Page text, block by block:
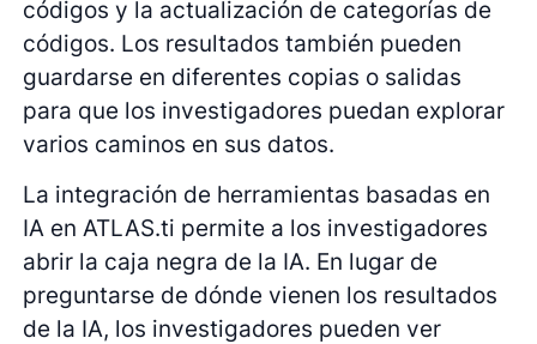
códigos y la actualización de categorías de
códigos. Los resultados también pueden
guardarse en diferentes copias o salidas
para que los investigadores puedan explorar
varios caminos en sus datos.
La integración de herramientas basadas en
IA en ATLAS.ti permite a los investigadores
abrir la caja negra de la IA. En lugar de
preguntarse de dónde vienen los resultados
de la IA, los investigadores pueden ver